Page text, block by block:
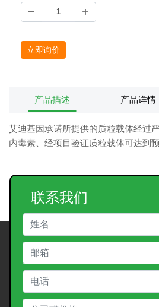
立即询价
产品描述 产品详情
艾迪基因承诺所提供的质粒载体经过
内毒素、经项目验证质粒载体可达到
联系我们